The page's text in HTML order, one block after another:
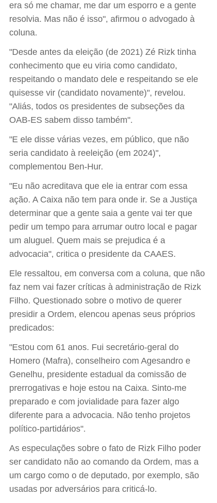
era só me chamar, me dar um esporro e a gente
resolvia. Mas não é isso", afirmou o advogado à
coluna.
"Desde antes da eleição (de 2021) Zé Rizk tinha
conhecimento que eu viria como candidato,
respeitando o mandato dele e respeitando se ele
quisesse vir (candidato novamente)", revelou.
"Aliás, todos os presidentes de subseções da
OAB-ES sabem disso também".
"E ele disse várias vezes, em público, que não
seria candidato à reeleição (em 2024)",
complementou Ben-Hur.
"Eu não acreditava que ele ia entrar com essa
ação. A Caixa não tem para onde ir. Se a Justiça
determinar que a gente saia a gente vai ter que
pedir um tempo para arrumar outro local e pagar
um aluguel. Quem mais se prejudica é a
advocacia", critica o presidente da CAAES.
Ele ressaltou, em conversa com a coluna, que não
faz nem vai fazer críticas à administração de Rizk
Filho. Questionado sobre o motivo de querer
presidir a Ordem, elencou apenas seus próprios
predicados:
"Estou com 61 anos. Fui secretário-geral do
Homero (Mafra), conselheiro com Agesandro e
Genelhu, presidente estadual da comissão de
prerrogativas e hoje estou na Caixa. Sinto-me
preparado e com jovialidade para fazer algo
diferente para a advocacia. Não tenho projetos
político-partidários".
As especulações sobre o fato de Rizk Filho poder
ser candidato não ao comando da Ordem, mas a
um cargo como o de deputado, por exemplo, são
usadas por adversários para criticá-lo.